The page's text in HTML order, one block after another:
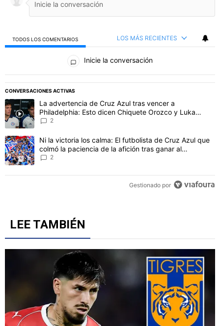
TODOS LOS COMENTARIOS LOS MÁS RECIENTES
Todos los comentarios
Inicie la conversación
CONVERSACIONES ACTIVAS
Este listado muestra los artículos con más comentarios en los
Un artículo de tendencia con el título "La advertencia de Cruz
La advertencia de Cruz Azul tras vencer a
Philadelphia: Esto dicen Chiquete Orozco y Luka
Un artículo de tendencia con el título "Ni la victoria los calma: El
Ni la victoria los calma: El futbolista de Cruz Azul que
LEE TAMBIÉN